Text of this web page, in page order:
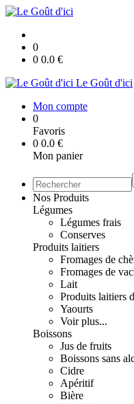
0
0 0.0 €
Le Goût d'ici
Mon compte
0
Favoris
0 0.0 €
Mon panier
Nos Produits
Légumes
Légumes frais
Conserves
Produits laitiers
Fromages de
Fromages de
Lait
Produits laitiers
Yaourts
Voir plus...
Boissons
Jus de fruits
Boissons sans
Cidre
Apéritif
Bière